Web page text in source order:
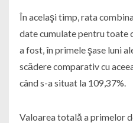
În acelaşi timp, rata
date cumulate pentru toate
a fost, în primele şase luni
scădere comparativ cu
când s-a situat la 109,37%.
Valoarea totală a primelor